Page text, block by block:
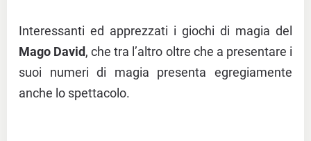
Interessanti ed apprezzati i giochi di magia del
Mago David, che tra l’altro oltre che a presentare i
suoi numeri di magia presenta egregiamente
anche lo spettacolo.